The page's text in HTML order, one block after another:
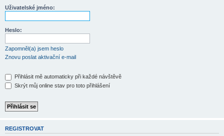
Uživatelské jméno:
Heslo:
Zapomněl(a) jsem heslo
Znovu poslat aktivační e-mail
Přihlásit mě automaticky při každé návštěvě
Skrýt můj online stav pro toto přihlášení
REGISTROVAT